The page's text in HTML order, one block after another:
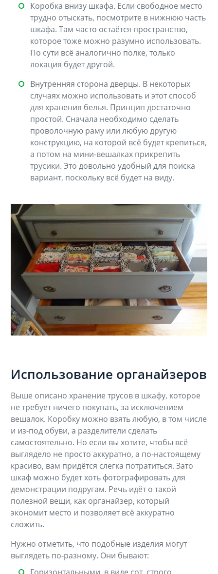
Коробка внизу шкафа. Если свободное место
трудно отыскать, посмотрите в нижнюю часть
шкафа. Там часто остаётся пространство,
которое тоже можно разумно использовать.
По сути всё аналогично полке, только
локация будет другой.
Внутренняя сторона дверцы. В некоторых
случаях можно использовать и этот способ
для хранения белья. Принцип достаточно
простой. Сначала необходимо сделать
проволочную раму или любую другую
конструкцию, на которой всё будет крепиться,
а потом на мини-вешалках прикрепить
трусики. Это довольно удобный для поиска
вариант, поскольку всё будет на виду.
Использование органайзеров
Выше описано хранение трусов в шкафу, которое
не требует ничего покупать, за исключением
вешалок. Коробку можно взять любую, в том числе
и из-под обуви, а разделители сделать
самостоятельно. Но если вы хотите, чтобы всё
выглядело не просто аккуратно, а по-настоящему
красиво, вам придётся слегка потратиться. Зато
шкаф можно будет хоть фотографировать для
демонстрации подругам. Речь идёт о такой
полезной вещи, как органайзер, который
экономит место и позволяет всё аккуратно
сложить.
Нужно отметить, что подобные изделия могут
выглядеть по-разному. Они бывают: